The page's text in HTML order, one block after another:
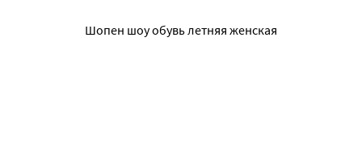
Шопен шоу обувь летняя женская